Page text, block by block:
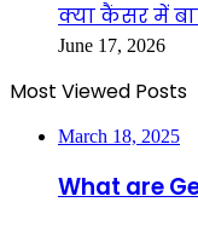
क्या कैंसर में
June 17, 2026
Most Viewed Posts
March 18, 2025
What are